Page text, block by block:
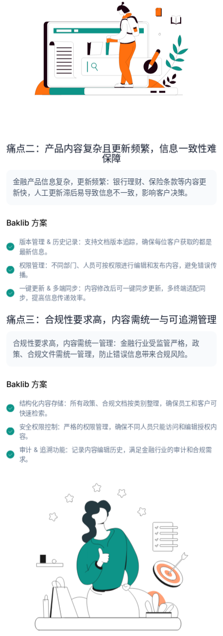
痛点二：产品内容复杂且更新频繁，信息一致性难
保障
金融产品信息复杂，更新频繁：银行理财、保险条款等内容更
新快，人工更新滞后易导致信息不一致，影响客户决策。
Baklib 方案
版本管理 & 历史记录：支持文档版本追踪，确保每位客户获取的都是
最新信息。
权限管理：不同部门、人员可按权限进行编辑和发布内容，避免错误传
播。
一键更新 & 多端同步：内容修改后可一键同步更新，多终端适配同
步，提高信息传递效率。
痛点三：合规性要求高，内容需统一与可追溯管理
合规性要求高，内容需统一管理：金融行业受监管严格，政
策、合规文件需统一管理，防止错误信息带来合规风险。
Baklib 方案
结构化内容存储：所有政策、合规文档按类别整理，确保员工和客户可
快速检索。
安全权限控制：严格的权限管理，确保不同人员只能访问和编辑授权内
容。
审计 & 追溯功能：记录内容编辑历史，满足金融行业的审计和合规需
求。